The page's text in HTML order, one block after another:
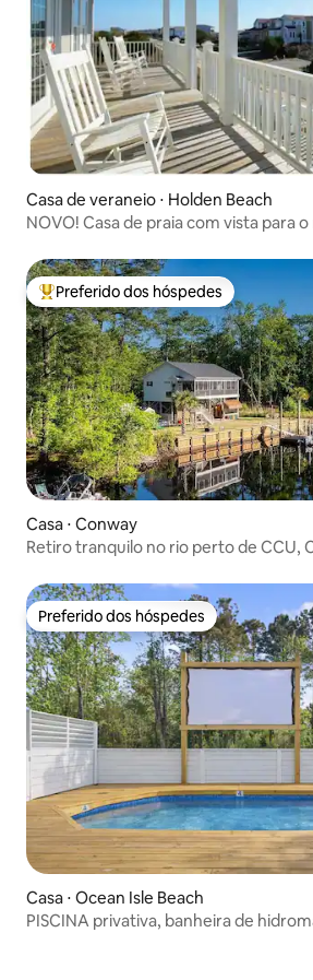
Casa de veraneio ⋅ Holden Beach
NOVO! Casa de praia com vista para o
Entre os melhores preferidos dos
Preferido dos hóspedes
Casa ⋅ Conway
Retiro tranquilo no rio perto de CCU,
Preferido dos hóspedes
Preferido dos hóspedes
Casa ⋅ Ocean Isle Beach
PISCINA privativa, banheira de